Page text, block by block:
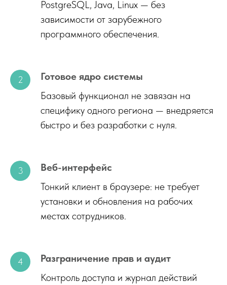
PostgreSQL, Java, Linux — без
зависимости от зарубежного
программного обеспечения.
Готовое ядро системы
Базовый функционал не завязан на
специфику одного региона — внедряется
быстро и без разработки с нуля.
Веб-интерфейс
Тонкий клиент в браузере: не требует
установки и обновления на рабочих
местах сотрудников.
Разграничение прав и аудит
Контроль доступа и журнал действий